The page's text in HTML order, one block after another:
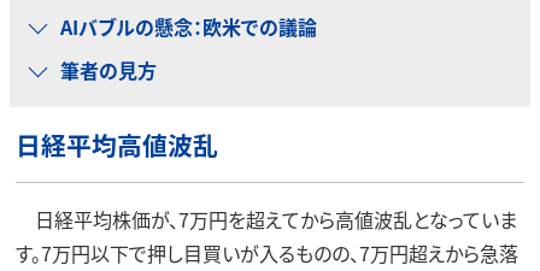
AIバブルの懸念：欧米での議論
筆者の見方
日経平均高値波乱
日経平均株価が、7万円を超えてから高値波乱となっていま
す。7万円以下で押し目買いが入るものの、7万円超えから急落